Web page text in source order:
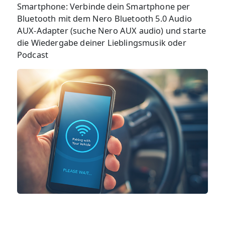
Smartphone: Verbinde dein Smartphone per
Bluetooth mit dem Nero Bluetooth 5.0 Audio
AUX-Adapter (suche Nero AUX audio) und starte
die Wiedergabe deiner Lieblingsmusik oder
Podcast